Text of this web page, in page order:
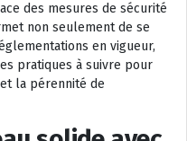
des mesures de sécurité
non seulement de se
en vigueur,
pratiques à suivre pour
la pérennité de